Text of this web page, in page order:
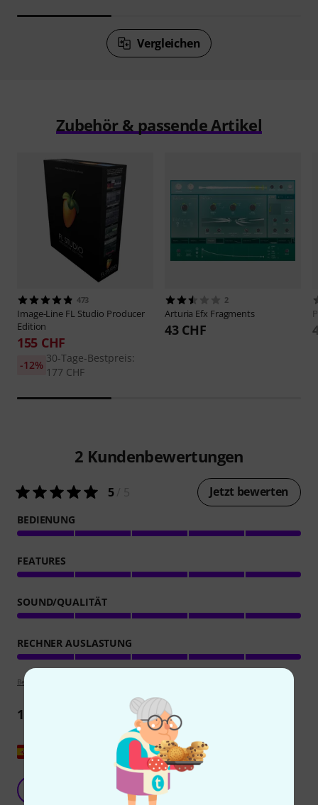
Vergleichen
Zubehör & passende Artikel
473
Image-Line FL Studio Producer
Edition
155 CHF
30-Tage-Bestpreis:
177 CHF
-12%
2
Arturia Efx Fragments
43 CHF
2 Kundenbewertungen
5/ 5 Jetzt bewerten
BEDIENUNG
FEATURES
SOUND/QUALITÄT
RECHNER AUSLASTUNG
Bewertungsrichtlinien
1
Original zeigen
Was kann ich über diese Marke sagen?
Vitiduki 23.12.2025